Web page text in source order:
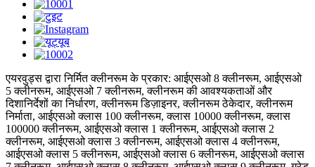
एयरवुड्स द्वारा निर्मित क्लीनरूम के प्रकार: आईएसओ 8 क्लीनरूम, आईएसओ
5 क्लीनरूम, आईएसओ 7 क्लीनरूम, क्लीनरूम की आवश्यकताओं और
दिशानिर्देशों का निर्धारण, क्लीनरूम डिज़ाइनर, क्लीनरूम ठेकेदार, क्लीनरूम
निर्माता, आईएसओ क्लास 100 क्लीनरूम, क्लास 10000 क्लीनरूम, क्लास
100000 क्लीनरूम, आईएसओ क्लास 1 क्लीनरूम, आईएसओ क्लास 2
क्लीनरूम, आईएसओ क्लास 3 क्लीनरूम, आईएसओ क्लास 4 क्लीनरूम,
आईएसओ क्लास 5 क्लीनरूम, आईएसओ क्लास 6 क्लीनरूम, आईएसओ क्लास